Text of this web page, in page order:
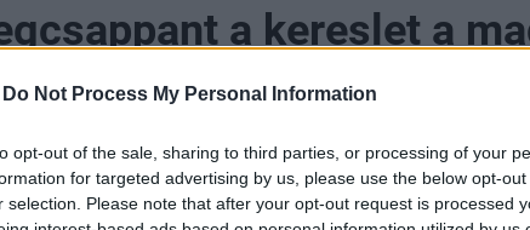
Do Not Process My Personal Information
opt-out of the sale, sharing to third parties, or processing of your
for targeted advertising by us, please use the below opt-
selection. Please note that after your opt-out request is processed
a kereslet a
iránt